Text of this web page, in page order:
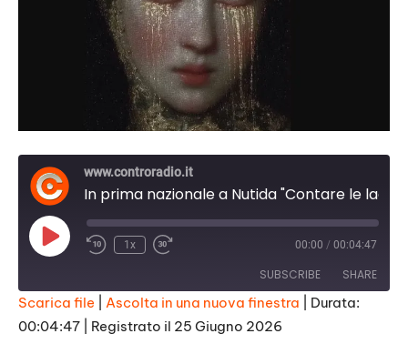
www.controradio.it
Play
Episode
1x 00:00 / 00:04:47
SUBSCRIBE SHARE
SHARE
Scarica file Ascolta in una nuova finestra
Durata:
00:04:47
Registrato il 25 Giugno 2026